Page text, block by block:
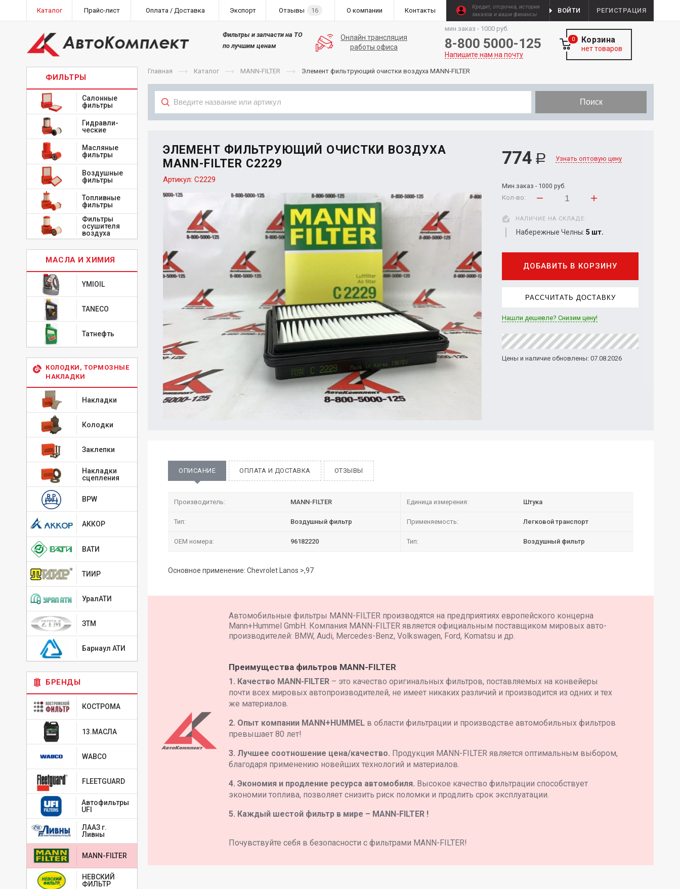
Каталог Прайс-лист Оплата / Доставка Экспорт Отзывы 16 О компании Контакты
Кредит, отсрочка, история
заказов и ваши финансы
ВОЙТИ РЕГИСТРАЦИЯ
Фильтры и запчасти на ТО
по лучшим ценам
Онлайн трансляция
работы офиса
мин.заказ - 1000 руб.
8-800 5000-125
Напишите нам на почту
Корзина
0
нет товаров
ФИЛЬТРЫ
Салонные
фильтры
Гидравли-
ческие
Масляные
фильтры
Воздушные
фильтры
Топливные
фильтры
Фильтры
осушителя
воздуха
МАСЛА И ХИМИЯ
YMIOIL
TANECO
Татнефть
КОЛОДКИ, ТОРМОЗНЫЕ
НАКЛАДКИ
Накладки
Колодки
Заклепки
Накладки
сцепления
BPW
АККОР
ВАТИ
ТИИР
УралАТИ
ЗТМ
Барнаул АТИ
БРЕНДЫ
КОСТРОМА
13.МАСЛА
WABCO
FLEETGUARD
Автофильтры
UFI
ЛААЗ г.
Ливны
MANN-FILTER
НЕВСКИЙ
ФИЛЬТР
Главная Каталог MANN-FILTER Элемент фильтрующий очистки воздуха MANN-FILTER
Поиск
ЭЛЕМЕНТ ФИЛЬТРУЮЩИЙ ОЧИСТКИ ВОЗДУХА
MANN-FILTER C2229
Артикул: C2229
774 Р Узнать оптовую цену
Мин.заказ - 1000 руб.
Кол-во:
НАЛИЧИЕ НА СКЛАДЕ:
Набережные Челны: 5 шт.
ДОБАВИТЬ В КОРЗИНУ
РАССЧИТАТЬ ДОСТАВКУ
Нашли дешевле? Снизим цену!
Цены и наличие обновлены: 07.08.2026
ОПИСАНИЕ ОПЛАТА И ДОСТАВКА ОТЗЫВЫ
Производитель: MANN-FILTER Единица измерения: Штука
Тип: Воздушный фильтр Применяемость: Легковой транспорт
OEM номера: 96182220 Тип: Воздушный фильтр
Основное применение: Chevrolet Lanos >,97
Автомобильные фильтры MANN-FILTER производятся на предприятиях европейского концерна
Mann+Hummel GmbH. Компания MANN-FILTER является официальным поставщиком мировых авто-
производителей: BMW, Audi, Mercedes-Benz, Volkswagen, Ford, Komatsu и др.
Преимущества фильтров MANN-FILTER
1. Качество MANN-FILTER – это качество оригинальных фильтров, поставляемых на конвейеры
почти всех мировых автопроизводителей, не имеет никаких различий и производится из одних и тех
же материалов.
2. Опыт компании MANN+HUMMEL в области фильтрации и производстве автомобильных фильтров
превышает 80 лет!
3. Лучшее соотношение цена/качество. Продукция MANN-FILTER является оптимальным выбором,
благодаря применению новейших технологий и материалов.
4. Экономия и продление ресурса автомобиля. Высокое качество фильтрации способствует
экономии топлива, позволяет снизить риск поломки и продлить срок эксплуатации.
5. Каждый шестой фильтр в мире – MANN-FILTER !
Почувствуйте себя в безопасности с фильтрами MANN-FILTER!